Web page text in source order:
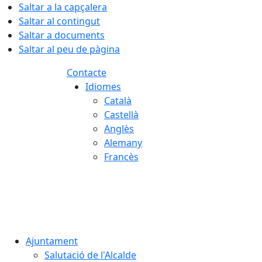
Saltar a la capçalera
Saltar al contingut
Saltar a documents
Saltar al peu de pàgina
Contacte
Idiomes
Català
Castellà
Anglès
Alemany
Francès
Ajuntament
Salutació de l'Alcalde